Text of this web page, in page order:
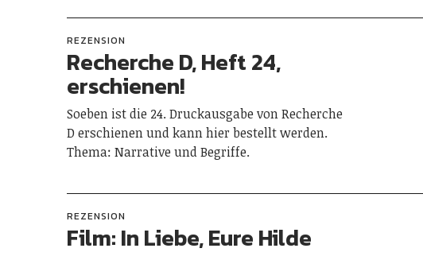
REZENSION
Recherche D, Heft 24,
erschienen!
Soeben ist die 24. Druckausgabe von Recherche
D erschienen und kann hier bestellt werden.
Thema: Narrative und Begriffe.
REZENSION
Film: In Liebe, Eure Hilde